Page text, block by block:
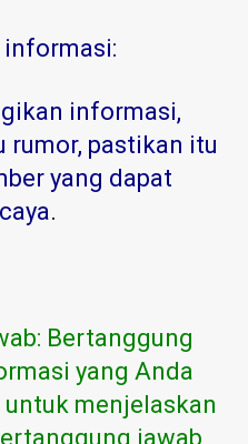
informasi,
rumor, pastikan itu
yang dapat
.
Bertanggung
yang Anda
menjelaskan
jawab